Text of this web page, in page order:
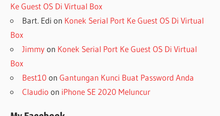
Ke Guest OS Di Virtual Box
Bart. Edi on Konek Serial Port Ke Guest OS Di Virtual
Box
Jimmyon Konek Serial Port Ke Guest OS Di Virtual
Box
Best10 onGantungan Kunci Buat Password Anda
Claudio on iPhone SE 2020 Meluncur